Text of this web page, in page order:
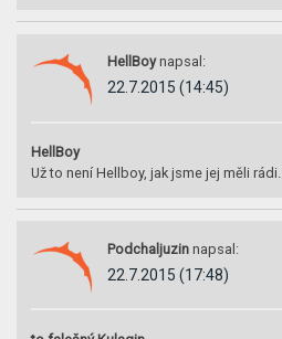
HellBoy napsal:
22.7.2015 (14:45)
HellBoy
Už to není Hellboy, jak jsme jej měli rádi.
Podchaljuzin napsal:
22.7.2015 (17:48)